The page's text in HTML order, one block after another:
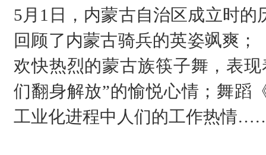
5月1日，内蒙古自治区成立时
回顾了内蒙古骑兵的英姿飒爽
欢快热烈的蒙古族筷子舞，表
们翻身解放”的愉悦心情；舞蹈
工业化进程中人们的工作热情